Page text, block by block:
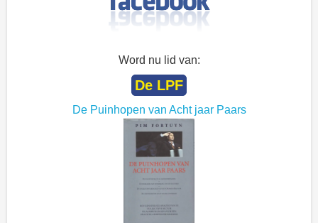
Word nu lid van:
De LPF
De Puinhopen van Acht jaar Paars